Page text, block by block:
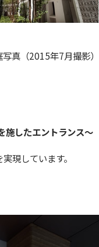
真（2015年7月撮影）
施したエントランス〜
現しています。